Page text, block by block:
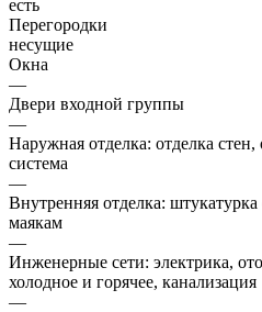
есть
Перегородки
несущие
Окна
—
Двери входной группы
—
Наружная отделка: отделка стен,
система
—
Внутренняя отделка:
маякам
—
Инженерные сети: электрика,
холодное и горячее, канализация
—